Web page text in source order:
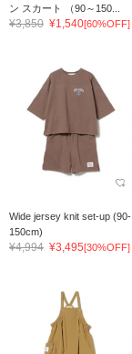
ン スカート （90～150...
¥3,850 ¥1,540[60%OFF]
Wide jersey knit set-up (90-
150cm)
¥4,994 ¥3,495[30%OFF]